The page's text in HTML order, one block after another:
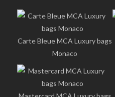
Carte Bleue MCA Luxury bags
Monaco